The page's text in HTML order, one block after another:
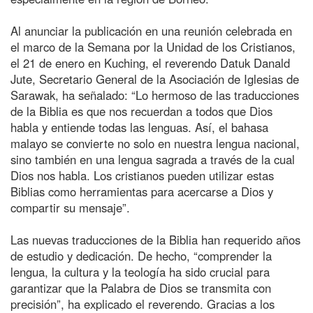
Al anunciar la publicación en una reunión celebrada en
el marco de la Semana por la Unidad de los Cristianos,
el 21 de enero en Kuching, el reverendo Datuk Danald
Jute, Secretario General de la Asociación de Iglesias de
Sarawak, ha señalado: “Lo hermoso de las traducciones
de la Biblia es que nos recuerdan a todos que Dios
habla y entiende todas las lenguas. Así, el bahasa
malayo se convierte no solo en nuestra lengua nacional,
sino también en una lengua sagrada a través de la cual
Dios nos habla. Los cristianos pueden utilizar estas
Biblias como herramientas para acercarse a Dios y
compartir su mensaje”.
Las nuevas traducciones de la Biblia han requerido años
de estudio y dedicación. De hecho, “comprender la
lengua, la cultura y la teología ha sido crucial para
garantizar que la Palabra de Dios se transmita con
precisión”, ha explicado el reverendo. Gracias a los